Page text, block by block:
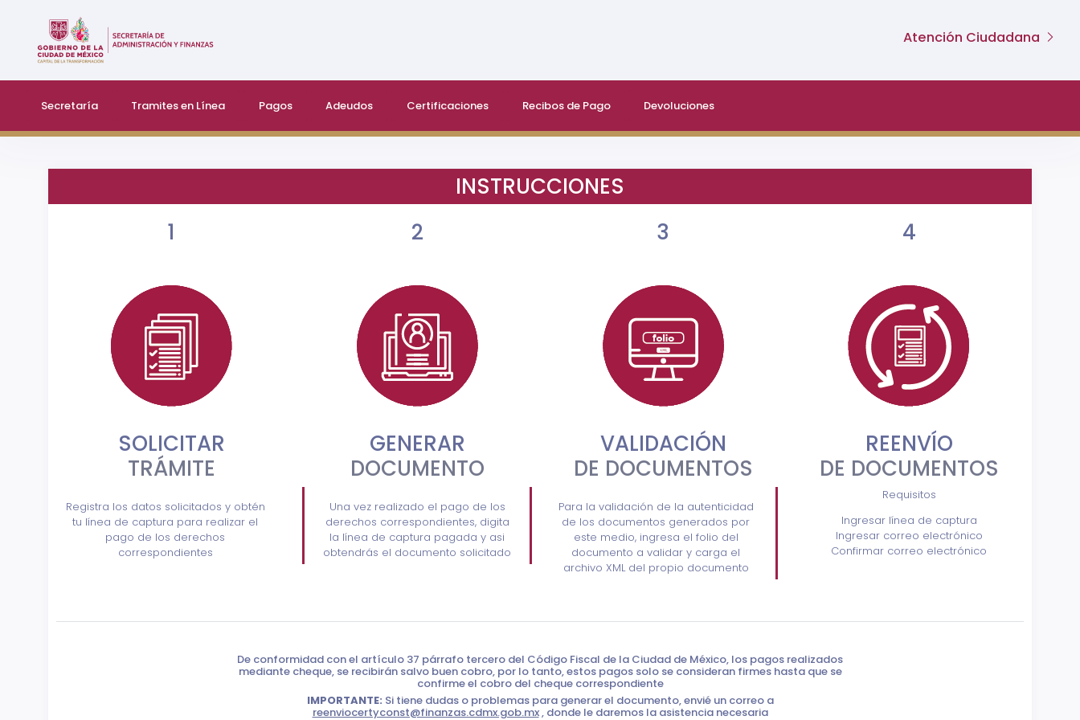
Atención Ciudadana
Secretaría Tramites en Línea Pagos Adeudos Certificaciones Recibos de Pago Devoluciones
INSTRUCCIONES
1
SOLICITAR
TRÁMITE
Registra los datos solicitados y obtén
tu línea de captura para realizar el
pago de los derechos
correspondientes
2
GENERAR
DOCUMENTO
Una vez realizado el pago de los
derechos correspondientes, digita
la línea de captura pagada y asi
obtendrás el documento solicitado
3
VALIDACIÓN
DE DOCUMENTOS
Para la validación de la autenticidad
de los documentos generados por
este medio, ingresa el folio del
documento a validar y carga el
archivo XML del propio documento
4
REENVÍO
DE DOCUMENTOS
Requisitos
Ingresar línea de captura
Ingresar correo electrónico
Confirmar correo electrónico
De conformidad con el artículo 37 párrafo tercero del Código Fiscal de la Ciudad de México, los pagos realizados
mediante cheque, se recibirán salvo buen cobro, por lo tanto, estos pagos solo se consideran firmes hasta que se
confirme el cobro del cheque correspondiente
IMPORTANTE: Si tiene dudas o problemas para generar el documento, envié un correo a
reenviocertyconst@finanzas.cdmx.gob.mx, donde le daremos la asistencia necesaria